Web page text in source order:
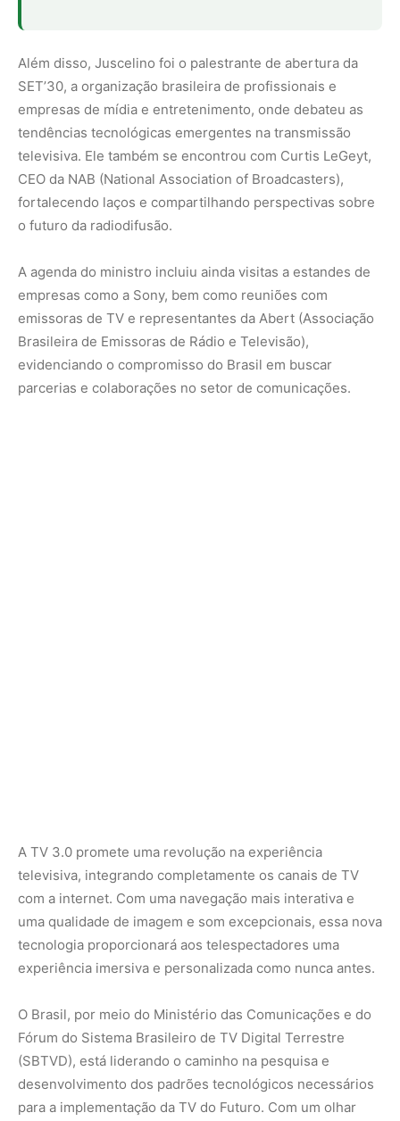
Além disso, Juscelino foi o palestrante de abertura da
SET’30, a organização brasileira de profissionais e
empresas de mídia e entretenimento, onde debateu as
tendências tecnológicas emergentes na transmissão
televisiva. Ele também se encontrou com Curtis LeGeyt,
CEO da NAB (National Association of Broadcasters),
fortalecendo laços e compartilhando perspectivas sobre
o futuro da radiodifusão.
A agenda do ministro incluiu ainda visitas a estandes de
empresas como a Sony, bem como reuniões com
emissoras de TV e representantes da Abert (Associação
Brasileira de Emissoras de Rádio e Televisão),
evidenciando o compromisso do Brasil em buscar
parcerias e colaborações no setor de comunicações.
A TV 3.0 promete uma revolução na experiência
televisiva, integrando completamente os canais de TV
com a internet. Com uma navegação mais interativa e
uma qualidade de imagem e som excepcionais, essa nova
tecnologia proporcionará aos telespectadores uma
experiência imersiva e personalizada como nunca antes.
O Brasil, por meio do Ministério das Comunicações e do
Fórum do Sistema Brasileiro de TV Digital Terrestre
(SBTVD), está liderando o caminho na pesquisa e
desenvolvimento dos padrões tecnológicos necessários
para a implementação da TV do Futuro. Com um olhar